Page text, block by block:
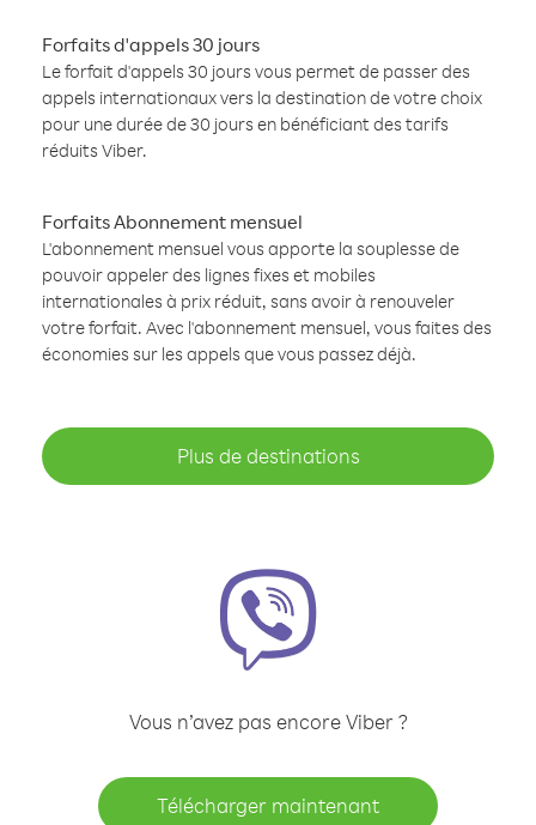
Forfaits d'appels 30 jours
Le forfait d'appels 30 jours vous permet de passer des
appels internationaux vers la destination de votre choix
pour une durée de 30 jours en bénéficiant des tarifs
réduits Viber.
Forfaits Abonnement mensuel
L'abonnement mensuel vous apporte la souplesse de
pouvoir appeler des lignes fixes et mobiles
internationales à prix réduit, sans avoir à renouveler
votre forfait. Avec l'abonnement mensuel, vous faites des
économies sur les appels que vous passez déjà.
Plus de destinations
Vous n’avez pas encore Viber ?
Télécharger maintenant